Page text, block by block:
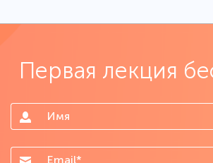
Первая лекция